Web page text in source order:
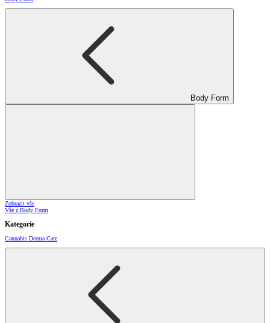
Body Form
Zobrazit vše
Vše z Body Form
Kategorie
Cannabis Derma Care